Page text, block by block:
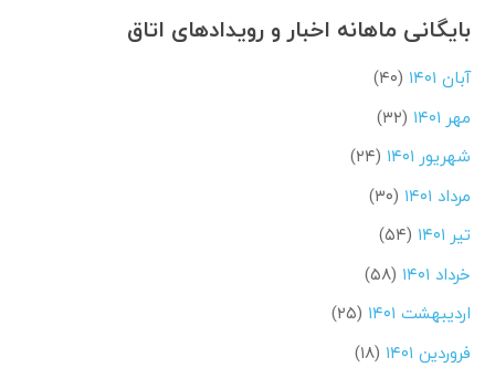
بایگانی ماهانه اخبار و رویدادهای اتاق
آبان ۱۴۰۱
(۴۰)
مهر ۱۴۰۱
(۳۲)
شهریور ۱۴۰۱
(۲۴)
مرداد ۱۴۰۱
(۳۰)
تیر ۱۴۰۱
(۵۴)
خرداد ۱۴۰۱
(۵۸)
اردیبهشت ۱۴۰۱
(۲۵)
فروردین ۱۴۰۱
(۱۸)